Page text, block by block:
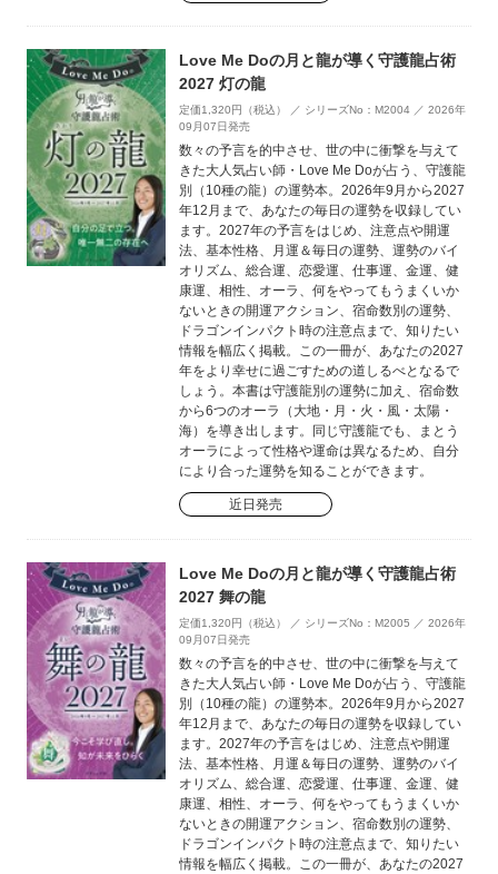
Love Me Doの月と龍が導く守護龍占術
2027 灯の龍
定価1,320円（税込） ／ シリーズNo：M2004 ／ 2026年
09月07日発売
数々の予言を的中させ、世の中に衝撃を与えて
きた大人気占い師・Love Me Doが占う、守護龍
別（10種の龍）の運勢本。2026年9月から2027
年12月まで、あなたの毎日の運勢を収録してい
ます。2027年の予言をはじめ、注意点や開運
法、基本性格、月運＆毎日の運勢、運勢のバイ
オリズム、総合運、恋愛運、仕事運、金運、健
康運、相性、オーラ、何をやってもうまくいか
ないときの開運アクション、宿命数別の運勢、
ドラゴンインパクト時の注意点まで、知りたい
情報を幅広く掲載。この一冊が、あなたの2027
年をより幸せに過ごすための道しるべとなるで
しょう。本書は守護龍別の運勢に加え、宿命数
から6つのオーラ（大地・月・火・風・太陽・
海）を導き出します。同じ守護龍でも、まとう
オーラによって性格や運命は異なるため、自分
により合った運勢を知ることができます。
近日発売
Love Me Doの月と龍が導く守護龍占術
2027 舞の龍
定価1,320円（税込） ／ シリーズNo：M2005 ／ 2026年
09月07日発売
数々の予言を的中させ、世の中に衝撃を与えて
きた大人気占い師・Love Me Doが占う、守護龍
別（10種の龍）の運勢本。2026年9月から2027
年12月まで、あなたの毎日の運勢を収録してい
ます。2027年の予言をはじめ、注意点や開運
法、基本性格、月運＆毎日の運勢、運勢のバイ
オリズム、総合運、恋愛運、仕事運、金運、健
康運、相性、オーラ、何をやってもうまくいか
ないときの開運アクション、宿命数別の運勢、
ドラゴンインパクト時の注意点まで、知りたい
情報を幅広く掲載。この一冊が、あなたの2027